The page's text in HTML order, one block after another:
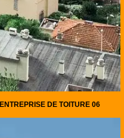
ENTREPRISE DE TOITURE 06